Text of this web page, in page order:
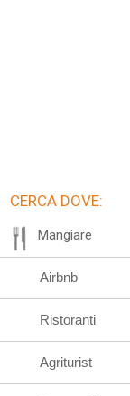
CERCA DOVE:
Mangiare
Airbnb
Ristoranti
Agriturist